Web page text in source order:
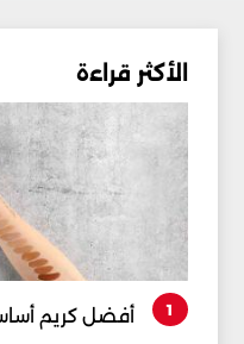
الأكثر قراءة
1 أفضل كريم